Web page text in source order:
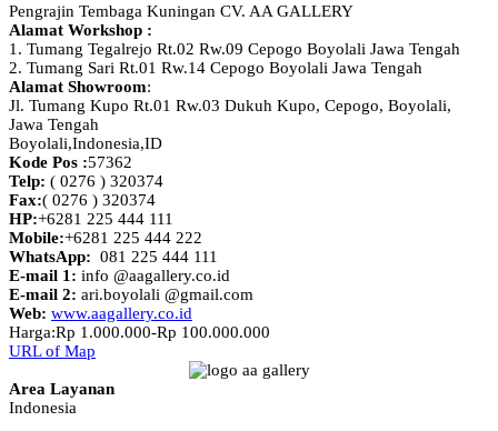
Pengrajin Tembaga Kuningan CV. AA GALLERY
Alamat Workshop :
1. Tumang Tegalrejo Rt.02 Rw.09 Cepogo Boyolali Jawa Tengah
2. Tumang Sari Rt.01 Rw.14 Cepogo Boyolali Jawa Tengah
Alamat Showroom:
Jl. Tumang Kupo Rt.01 Rw.03 Dukuh Kupo, Cepogo, Boyolali,
Jawa Tengah
Boyolali,Indonesia,ID
Kode Pos :57362
Telp: ( 0276 ) 320374
Fax:( 0276 ) 320374
HP:+6281 225 444 111
Mobile:+6281 225 444 222
WhatsApp: 081 225 444 111
E-mail 1: info @aagallery.co.id
E-mail 2: ari.boyolali @gmail.com
Web: www.aagallery.co.id
Harga:Rp 1.000.000-Rp 100.000.000
URL of Map
Area Layanan
Indonesia